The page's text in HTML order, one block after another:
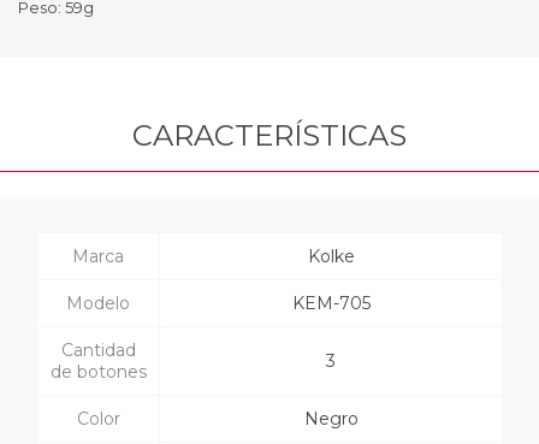
Peso: 59g
CARACTERÍSTICAS
Marca Kolke
Modelo KEM-705
Cantidad
de botones
3
Color Negro